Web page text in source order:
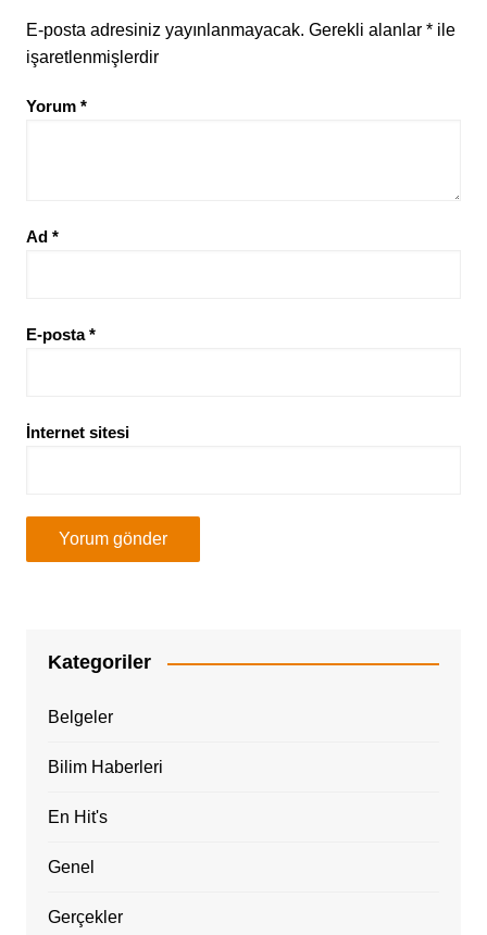
E-posta adresiniz yayınlanmayacak. Gerekli alanlar *ile
işaretlenmişlerdir
Yorum *
Ad *
E-posta*
İnternet sitesi
Kategoriler
Belgeler
Bilim Haberleri
En Hit's
Genel
Gerçekler